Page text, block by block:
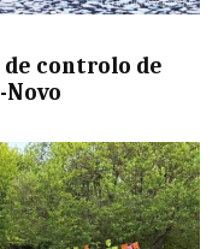
controlo de